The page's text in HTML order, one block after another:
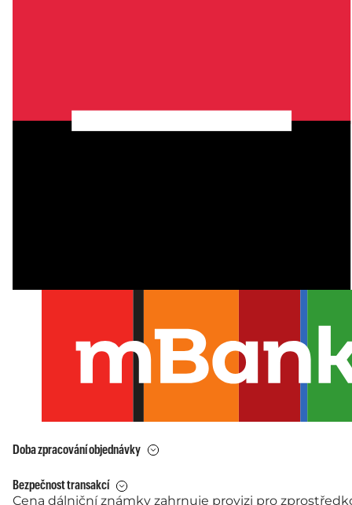
Doba zpracování objednávky
Bezpečnost transakcí
Cena dálniční známky zahrnuje provizi pro